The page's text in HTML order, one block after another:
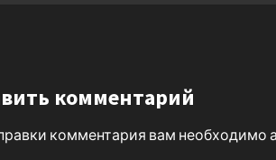
комментарий
комментария вам необходимо